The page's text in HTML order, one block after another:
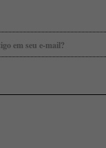
em seu e-mail?